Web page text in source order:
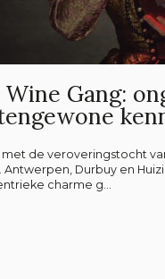
Gang:
de veroveringstocht
Antwerpen, Durbuy en
charme g...